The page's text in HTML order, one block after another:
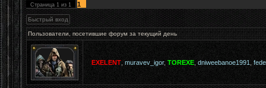
Страница 1 из 1 1
Пользователи, посетившие форум за текущий день
EXELENT ,muravev_igor, TOREXE, dniweebanoe1991